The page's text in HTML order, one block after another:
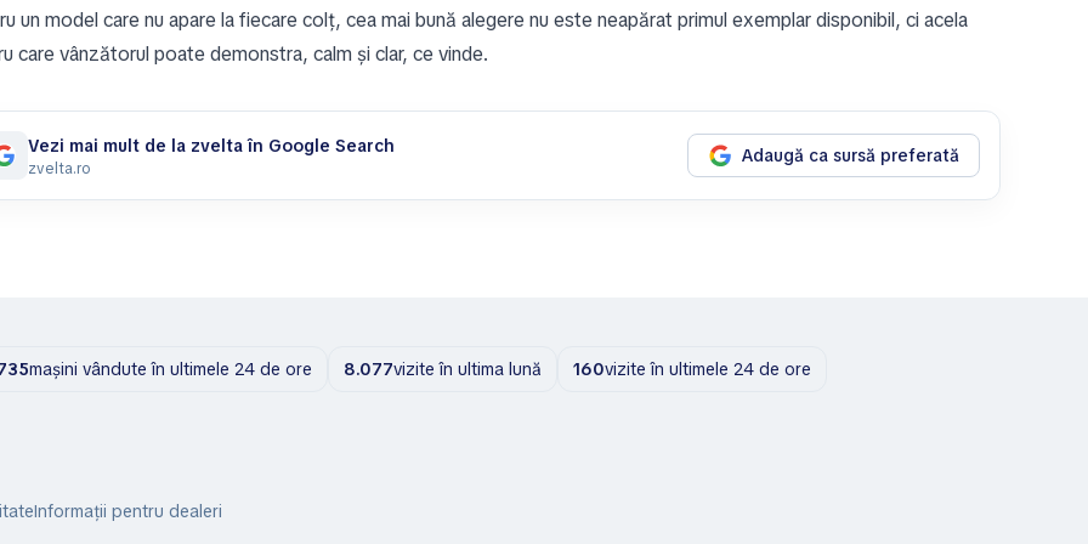
un model care nu apare la fiecare colț, cea mai bună alegere nu este neapărat primul exemplar disponibil, ci acela
care vânzătorul poate demonstra, calm și clar, ce vinde.
Vezi mai mult de la zvelta în Google Search
zvelta.ro
Adaugă ca sursă preferată
mașini vândute în ultimele 24 de ore 8.077vizite în ultima lună 160vizite în ultimele 24 de ore
Informații pentru dealeri